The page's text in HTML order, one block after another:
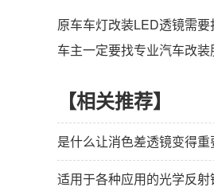
原车车灯改装LED透镜需
车主一定要找专业汽车改装
【相关推荐】
是什么让消色差透镜变得重
适用于各种应用的光学反射